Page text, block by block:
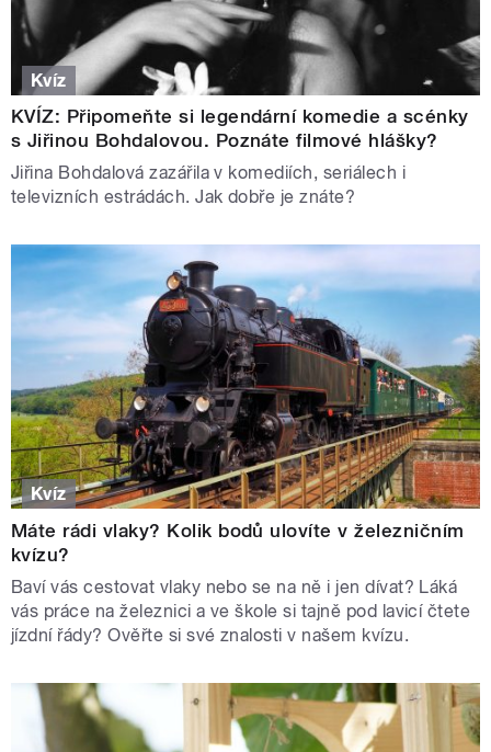
Kvíz
KVÍZ: Připomeňte si legendární komedie a scénky
s Jiřinou Bohdalovou. Poznáte filmové hlášky?
Jiřina Bohdalová zazářila v komediích, seriálech i
televizních estrádách. Jak dobře je znáte?
Kvíz
Máte rádi vlaky? Kolik bodů ulovíte v železničním
kvízu?
Baví vás cestovat vlaky nebo se na ně i jen dívat? Láká
vás práce na železnici a ve škole si tajně pod lavicí čtete
jízdní řády? Ověřte si své znalosti v našem kvízu.